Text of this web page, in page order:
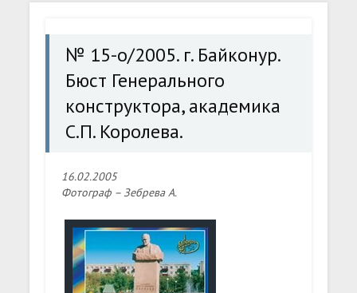
№ 15-о/2005. г. Байконур.
Бюст Генерального
конструктора, академика
С.П. Королева.
16.02.2005
Фотограф – Зебрева А.